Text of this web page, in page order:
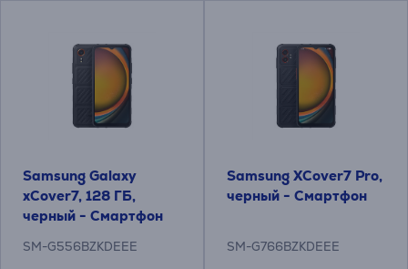
Samsung Galaxy
xCover7, 128 ГБ,
черный - Смартфон
SM-G556BZKDEEE
Samsung XCover7 Pro,
черный - Смартфон
SM-G766BZKDEEE